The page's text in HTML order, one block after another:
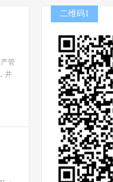
管
并
二维码1